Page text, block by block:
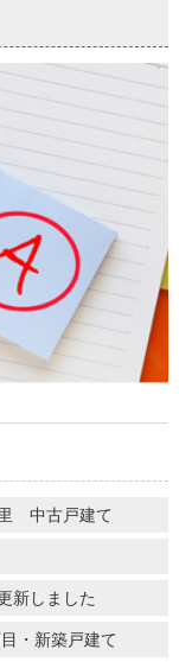
中古戸建て
新しました
・新築戸建て